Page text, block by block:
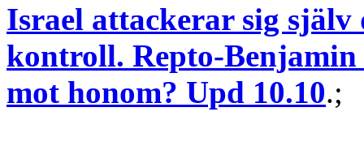
Israel attackerar sig själv
kontroll. Repto-
mot honom? Upd 10.10.;